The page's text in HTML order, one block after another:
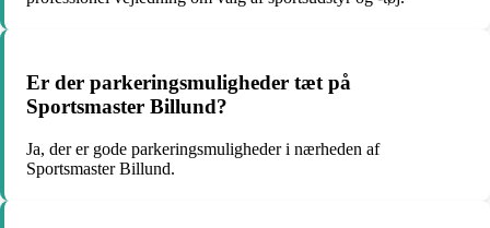
Er der parkeringsmuligheder tæt på
Sportsmaster Billund?
Ja, der er gode parkeringsmuligheder i nærheden af
Sportsmaster Billund.